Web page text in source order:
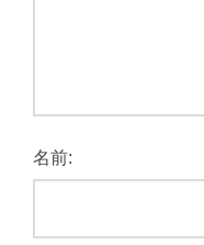
名前: